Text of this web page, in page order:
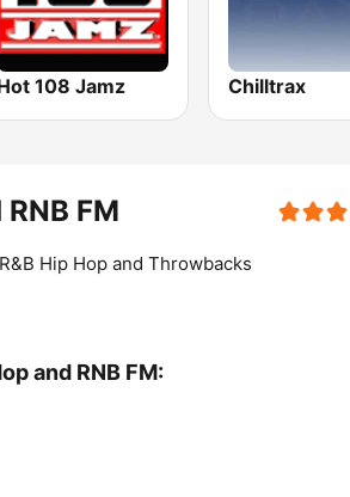
108 Jamz Chilltrax
FM
Hip Hop and Throwbacks
and RNB FM: